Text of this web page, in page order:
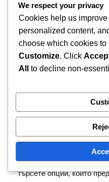
Типове материали:
материали, включително
Композитните ракети
между издръжливост и
Баланс на теглото:
Ракета с тежест в
мощност, докато
добра маневреност.
Ценови диапазон:
да варират значително в
диапазона от $50 до
търсете опции, които
We respect your privacy
Cookies help us
personalized content,
choose which cookies
Customize. Click
All
to decline non-